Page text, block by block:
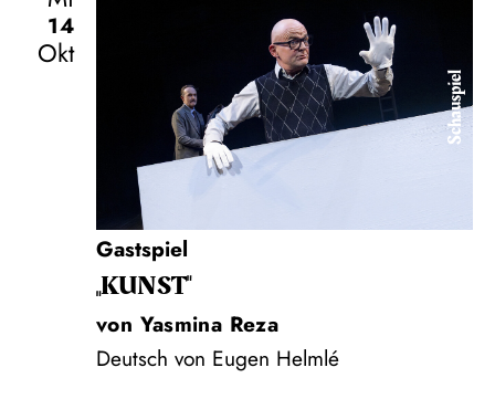
14
Okt
Schauspiel
Gastspiel
„KUNST"
von Yasmina Reza
Deutsch von Eugen Helmlé